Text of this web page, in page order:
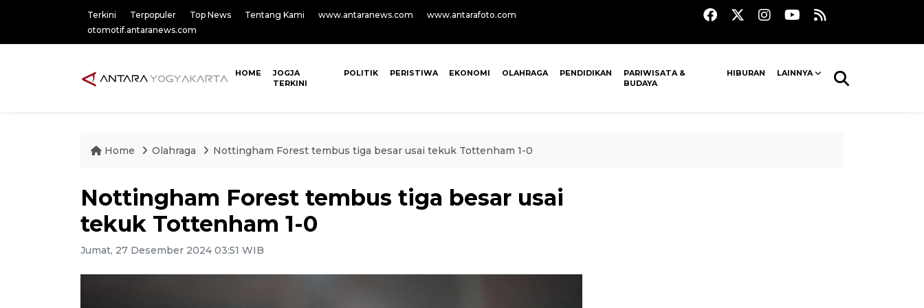
Terkini Terpopuler Top News Tentang Kami www.antaranews.com
www.antarafoto.com
otomotif.antaranews.com
HOME
JOGJA
TERKINI
POLITIK PERISTIWA EKONOMI OLAHRAGA PENDIDIKAN
PARIWISATA &
BUDAYA
HIBURAN LAINNYA
Home Olahraga Nottingham Forest tembus tiga besar usai tekuk Tottenham 1-0
Nottingham Forest tembus tiga besar usai
tekuk Tottenham 1-0
Jumat, 27 Desember 2024 03:51 WIB